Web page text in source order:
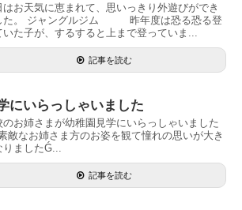
はお天気に恵まれて、思いっきり外遊びができ
た。 ジャングルジム 昨年度は恐る恐る登
いた子が、するすると上まで登っていま...
記事を読む
にいらっしゃいました
のお姉さまが幼稚園見学にいらっしゃいました
敵なお姉さま方のお姿を観て憧れの思いが大き
りましたǴ...
記事を読む